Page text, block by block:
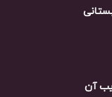
آن